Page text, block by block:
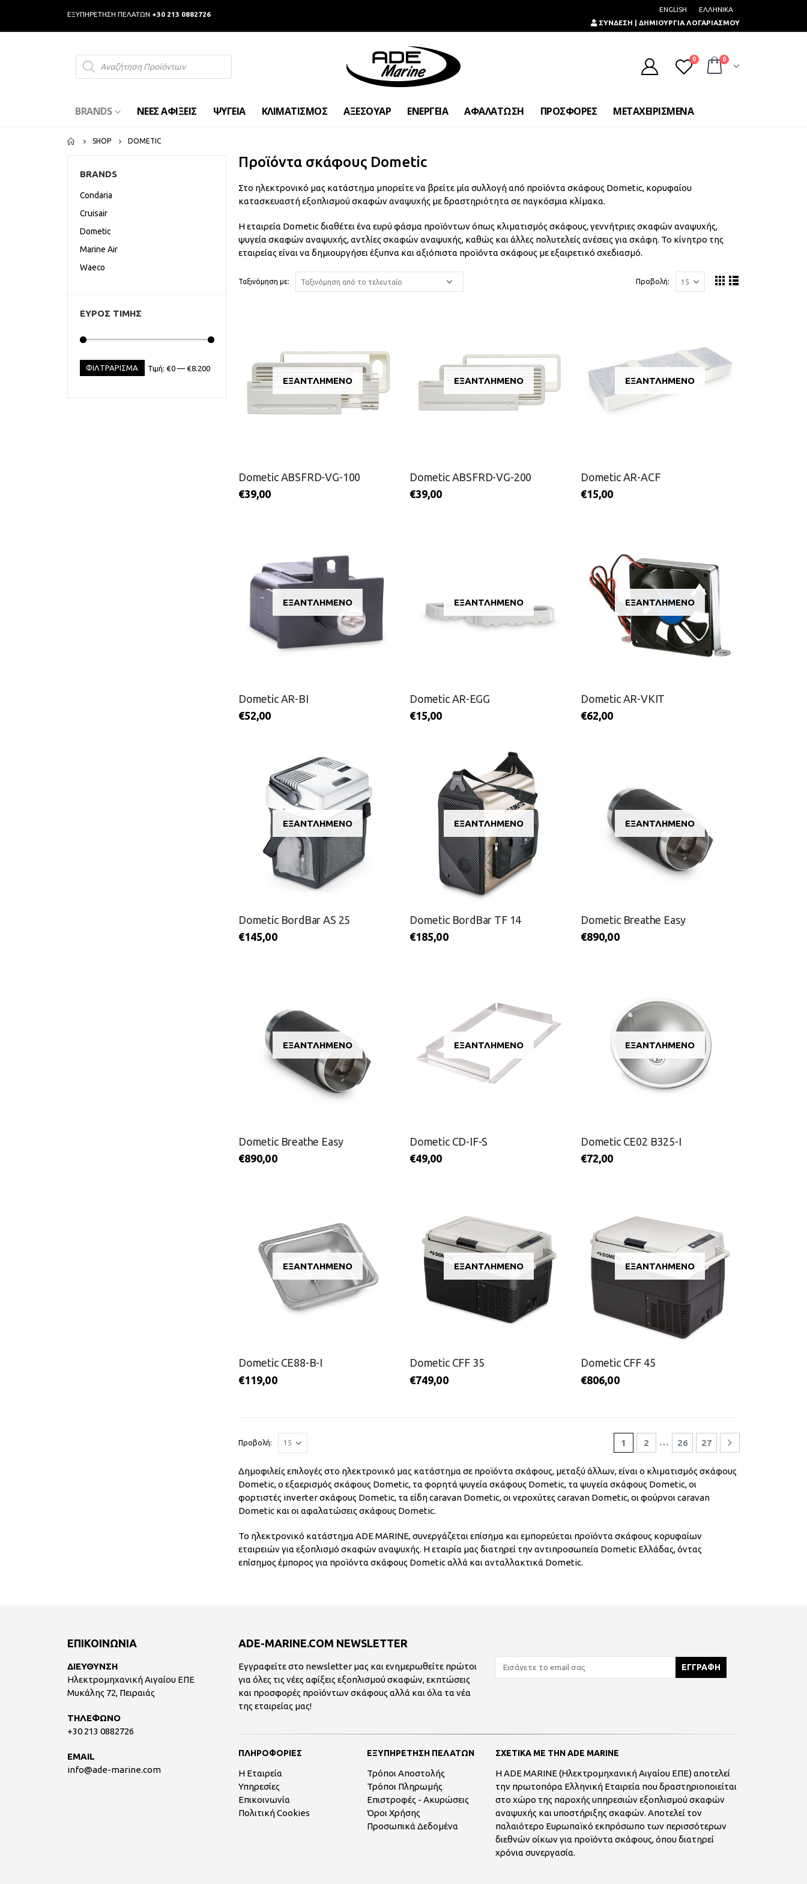
ΕΞΥΠΗΡΕΤΗΣΗ ΠΕΛΑΤΩΝ +30 213 0882726
ENGLISH
ΕΛΛΗΝΙΚΑ
ΣΥΝΔΕΣΗ | ΔΗΜΙΟΥΡΓΙΑ ΛΟΓΑΡΙΑΣΜΟΥ
Products
search
0 0
BRANDS ΝΕΕΣ ΑΦΙΞΕΙΣ ΨΥΓΕΙΑ ΚΛΙΜΑΤΙΣΜΟΣ ΑΞΕΣΟΥΑΡ ΕΝΕΡΓΕΙΑ ΑΦΑΛΑΤΩΣΗ ΠΡΟΣΦΟΡΕΣ ΜΕΤΑΧΕΙΡΙΣΜΕΝΑ
SHOP DOMETIC
Προϊόντα σκάφους Dometic
Στο ηλεκτρονικό μας κατάστημα μπορείτε να βρείτε μία συλλογή από προϊόντα σκάφους Dometic, κορυφαίου
κατασκευαστή εξοπλισμού σκαφών αναψυχής με δραστηριότητα σε παγκόσμια κλίμακα.
H εταιρεία Dometic διαθέτει ένα ευρύ φάσμα προϊόντων όπως κλιματισμός σκάφους, γεννήτριες σκαφών αναψυχής,
ψυγεία σκαφών αναψυχής, αντλίες σκαφών αναψυχής, καθώς και άλλες πολυτελείς ανέσεις για σκάφη. Το κίνητρο της
εταιρείας είναι να δημιουργήσει έξυπνα και αξιόπιστα προϊόντα σκάφους με εξαιρετικό σχεδιασμό.
Ταξινόμηση με: Προβολή:
ΕΞΑΝΤΛΗΜΈΝΟ
Dometic ABSFRD-VG-100
€39,00
ΕΞΑΝΤΛΗΜΈΝΟ
Dometic ABSFRD-VG-200
€39,00
ΕΞΑΝΤΛΗΜΈΝΟ
Dometic AR-ACF
€15,00
ΕΞΑΝΤΛΗΜΈΝΟ
Dometic AR-BI
€52,00
ΕΞΑΝΤΛΗΜΈΝΟ
Dometic AR-EGG
€15,00
ΕΞΑΝΤΛΗΜΈΝΟ
Dometic AR-VKIT
€62,00
ΕΞΑΝΤΛΗΜΈΝΟ
Dometic BordBar AS 25
€145,00
ΕΞΑΝΤΛΗΜΈΝΟ
Dometic BordBar TF 14
€185,00
ΕΞΑΝΤΛΗΜΈΝΟ
Dometic Breathe Easy
€890,00
ΕΞΑΝΤΛΗΜΈΝΟ
Dometic Breathe Easy
€890,00
ΕΞΑΝΤΛΗΜΈΝΟ
Dometic CD-IF-S
€49,00
ΕΞΑΝΤΛΗΜΈΝΟ
Dometic CE02 B325-I
€72,00
ΕΞΑΝΤΛΗΜΈΝΟ
Dometic CE88-B-I
€119,00
ΕΞΑΝΤΛΗΜΈΝΟ
Dometic CFF 35
€749,00
ΕΞΑΝΤΛΗΜΈΝΟ
Dometic CFF 45
€806,00
Προβολή: 1 2 … 26 27
Δημοφιλείς επιλογές στο ηλεκτρονικό μας κατάστημα σε προϊόντα σκάφους, μεταξύ άλλων, είναι ο κλιματισμός σκάφους
Dometic, ο εξαερισμός σκάφους Dometic, τα φορητά ψυγεία σκάφους Dometic, τα ψυγεία σκάφους Dometic, οι
φορτιστές inverter σκάφους Dometic, τα είδη caravan Dometic, οι νεροχύτες caravan Dometic, οι φούρνοι caravan
Dometic και οι αφαλατώσεις σκάφους Dometic.
Το ηλεκτρονικό κατάστημα ADE MARINE, συνεργάζεται επίσημα και εμπορεύεται προϊόντα σκάφους κορυφαίων
εταιρειών για εξοπλισμό σκαφών αναψυχής. Η εταιρία μας διατηρεί την αντιπροσωπεία Dometic Ελλάδας, όντας
επίσημος έμπορος για προϊόντα σκάφους Dometic αλλά και ανταλλακτικά Dometic.
BRANDS
Condaria
Cruisair
Dometic
Marine Air
Waeco
ΕΥΡΟΣ ΤΙΜΗΣ
ΦΙΛΤΡΆΡΙΣΜΑ Τιμή:€0 —€8.200
ΕΠΙΚΟΙΝΩΝΙΑ
ΔΙΕΥΘΥΝΣΗ
Ηλεκτρομηχανική Αιγαίου ΕΠΕ
Μυκάλης 72, Πειραιάς
ΤΗΛΕΦΩΝΟ
+30 213 0882726
EMAIL
info@ade-marine.com
ADE-MARINE.COM NEWSLETTER
Εγγραφείτε στο newsletter μας και ενημερωθείτε πρώτοι
για όλες τις νέες αφίξεις εξοπλισμού σκαφών, εκπτώσεις
και προσφορές προϊόντων σκάφους αλλά και όλα τα νέα
της εταιρείας μας!
ΠΛΗΡΟΦΟΡΙΕΣ
Η Εταιρεία
Υπηρεσίες
Επικοινωνία
Πολιτική Cookies
ΕΞΥΠΗΡΕΤΗΣΗ ΠΕΛΑΤΩΝ
Τρόποι Αποστολής
Τρόποι Πληρωμής
Επιστροφές - Ακυρώσεις
Όροι Χρήσης
Προσωπικά Δεδομένα
ΣΧΕΤΙΚΑ ΜΕ ΤΗΝ ADE MARINE
Η ADE MARINE (Ηλεκτρομηχανική Αιγαίου ΕΠΕ) αποτελεί
την πρωτοπόρα Ελληνική Εταιρεία που δραστηριοποιείται
στο χώρο της παροχής υπηρεσιών εξοπλισμού σκαφών
αναψυχής και υποστήριξης σκαφών. Αποτελεί τον
παλαιότερο Ευρωπαϊκό εκπρόσωπο των περισσότερων
διεθνών οίκων για προϊόντα σκάφους, όπου διατηρεί
χρόνια συνεργασία.